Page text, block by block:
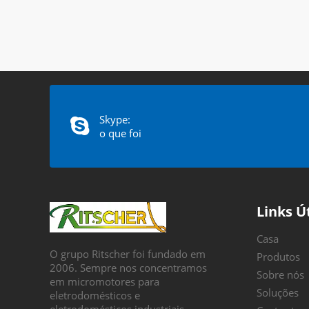
Skype:
o que foi
O grupo Ritscher foi fundado em
2006. Sempre nos concentramos
em micromotores para
eletrodomésticos e
Links
Casa
Produtos
Sobre nós
Soluções